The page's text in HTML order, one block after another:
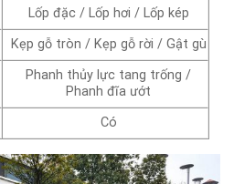
Lốp đặc / Lốp hơi / Lốp kép
Kẹp gỗ tròn / Kẹp gỗ rời / Gật gù
Phanh thủy lực tang trống /
Phanh đĩa ướt
Có